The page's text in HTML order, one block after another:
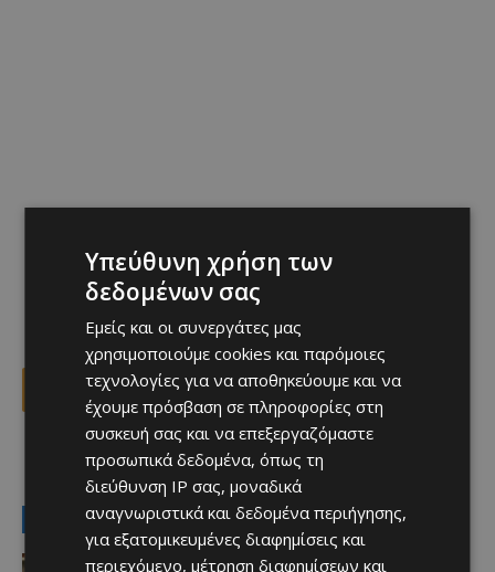
Facebook X Viber
Top
LATEST NEWS
Ειδήσεις
Υπεύθυνη χρήση των
δεδομένων σας
Εμείς και οι συνεργάτες μας
χρησιμοποιούμε cookies και παρόμοιες
τεχνολογίες για να αποθηκεύουμε και να
έχουμε πρόσβαση σε πληροφορίες στη
συσκευή σας και να επεξεργαζόμαστε
προσωπικά δεδομένα, όπως τη
διεύθυνση IP σας, μοναδικά
αναγνωριστικά και δεδομένα περιήγησης,
για εξατομικευμένες διαφημίσεις και
περιεχόμενο, μέτρηση διαφημίσεων και